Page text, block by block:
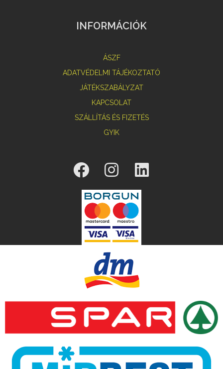
INFORMÁCIÓK
ÁSZF
ADATVÉDELMI TÁJÉKOZTATÓ
JÁTÉKSZABÁLYZAT
KAPCSOLAT
SZÁLLÍTÁS ÉS FIZETÉS
GYIK